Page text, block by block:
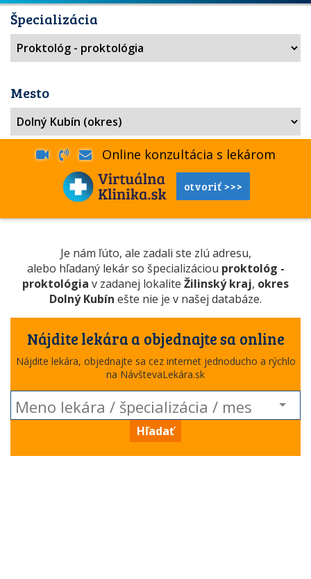
Špecializácia
Mesto
Online konzultácia s lekárom
otvoriť >>>
Je nám ľúto, ale zadali ste zlú adresu,
alebo hľadaný lekár so špecializáciou proktológ -
proktológia v zadanej lokalite Žilinský kraj, okres
Dolný Kubín ešte nie je v našej databáze.
Nájdite lekára a objednajte sa online
Nájdite lekára, objednajte sa cez internet jednoducho a rýchlo
na NávštevaLekára.sk
Hľadať